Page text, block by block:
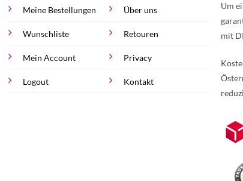
Meine Bestellungen
Wunschliste
Mein Account
Logout
Über uns
Retouren
Privacy
Kontakt
Um
mit